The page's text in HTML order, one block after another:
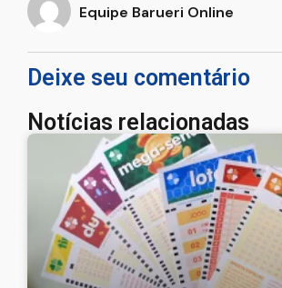
Equipe Barueri Online
Deixe seu comentário
Notícias relacionadas